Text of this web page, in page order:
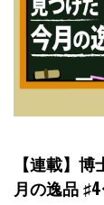
【連載】
月の逸品